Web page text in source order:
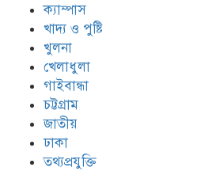
ক্যাম্পাস
খাদ্য ও পুষ্টি
খুলনা
খেলাধুলা
গাইবান্ধা
চট্টগ্রাম
জাতীয়
ঢাকা
তথ্যপ্রযুক্তি